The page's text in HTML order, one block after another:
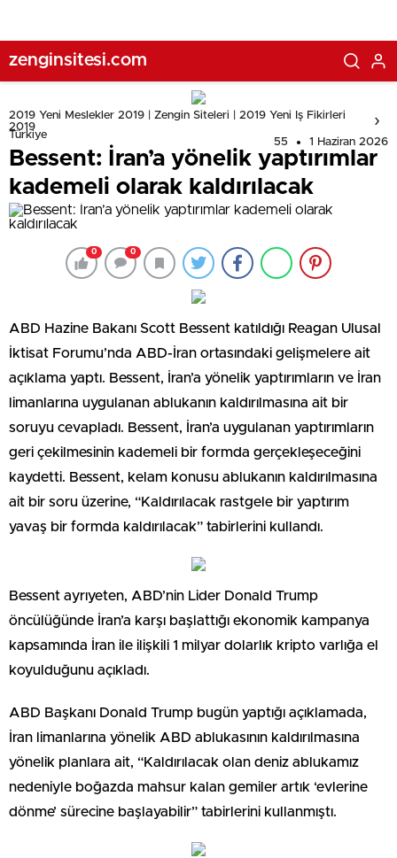
zenginsitesi.com
2019 Yeni Meslekler 2019 | Zengin Siteleri | 2019 Yeni Iş Fikirleri
2019
Türkiye
55 1 Haziran 2026
Bessent: İran’a yönelik yaptırımlar
kademeli olarak kaldırılacak
0 0
ABD Hazine Bakanı Scott Bessent katıldığı Reagan Ulusal
İktisat Forumu’nda ABD-İran ortasındaki gelişmelere ait
açıklama yaptı. Bessent, İran’a yönelik yaptırımların ve İran
limanlarına uygulanan ablukanın kaldırılmasına ait bir
soruyu cevapladı. Bessent, İran’a uygulanan yaptırımların
geri çekilmesinin kademeli bir formda gerçekleşeceğini
kaydetti. Bessent, kelam konusu ablukanın kaldırılmasına
ait bir soru üzerine, “Kaldırılacak rastgele bir yaptırım
yavaş bir formda kaldırılacak” tabirlerini kullandı.
Bessent ayrıyeten, ABD’nin Lider Donald Trump
öncülüğünde İran’a karşı başlattığı ekonomik kampanya
kapsamında İran ile ilişkili 1 milyar dolarlık kripto varlığa el
koyulduğunu açıkladı.
ABD Başkanı Donald Trump bugün yaptığı açıklamada,
İran limanlarına yönelik ABD ablukasının kaldırılmasına
yönelik planlara ait, “Kaldırılacak olan deniz ablukamız
nedeniyle boğazda mahsur kalan gemiler artık ‘evlerine
dönme’ sürecine başlayabilir” tabirlerini kullanmıştı.